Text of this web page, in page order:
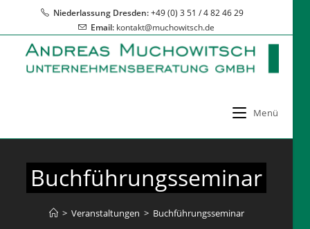
springen
Niederlassung Dresden:+49 (0) 3 51 / 4 82 46 29
Email: kontakt@muchowitsch.de
Menü
Buchführungsseminar
> Veranstaltungen > Buchführungsseminar